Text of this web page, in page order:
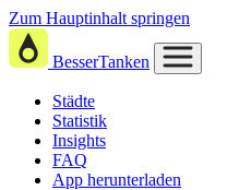
Zum Hauptinhalt springen
BesserTanken
Städte
Statistik
Insights
FAQ
App herunterladen